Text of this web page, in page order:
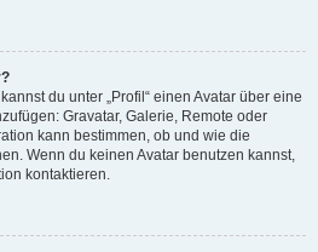
du unter „Profil“ einen Avatar über eine
Gravatar, Galerie, Remote oder
kann bestimmen, ob und wie die
Wenn du keinen Avatar benutzen kannst,
kontaktieren.